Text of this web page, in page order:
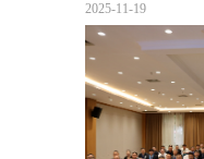
2025-11-19